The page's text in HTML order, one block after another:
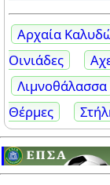
Αρχαία
Οινιάδες
Λιμνοθάλασσα
Θέρμες